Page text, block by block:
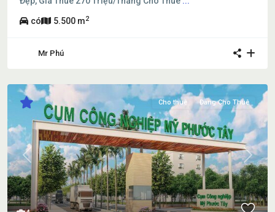
có 5.500 m2
Mr Phú
Previous Next
Cho thuê Đang Cho Thuê